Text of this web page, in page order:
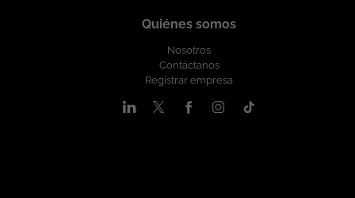
Quiénes somos
Nosotros
Contáctanos
Registrar empresa